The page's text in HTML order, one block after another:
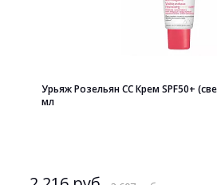
Урьяж Розельян СС Крем SPF50+
мл